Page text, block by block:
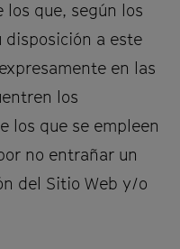
que, según los
disposición a este
en las
los
los que se empleen
no entrañar un
del Sitio Web y/o